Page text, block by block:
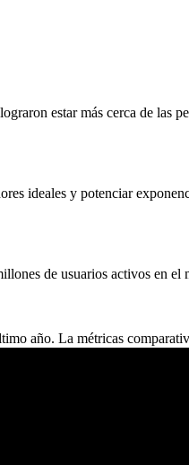
estar más cerca de las
ideales y potenciar
de usuarios activos en
año. La métricas